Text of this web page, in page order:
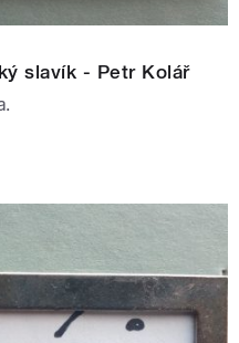
slavík - Petr Kolář